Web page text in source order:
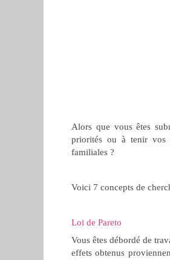
Alors que vous êtes
priorités ou à tenir vos
familiales ?
Voici 7 concepts de
Loi de Pareto
Vous êtes débordé de
effets obtenus